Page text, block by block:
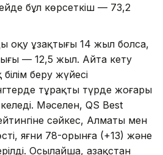
бұл көрсеткіш — 73,2
оқу ұзақтығы 14 жыл болса,
— 12,5 жыл. Айта кету
беру жүйесі
тұрақты түрде жоғары
Мәселен, QS Best
сәйкес, Алматы мен
яғни 78-орынға (+13) және
Осылайша, Қазақстан